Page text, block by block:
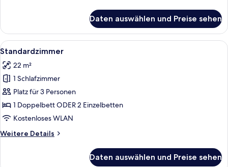
Single
Room
Daten auswählen und Preise sehen
Alle
Fotos
für
Standardzimmer
anzeigen
Ein Hotelzimmer mit Holztisch,
6
Standardzimmer
22 m²
1 Schlafzimmer
Platz für 3 Personen
1 Doppelbett ODER 2 Einzelbetten
Kostenloses WLAN
Weitere Details
Weitere
Daten auswählen und Preise sehen